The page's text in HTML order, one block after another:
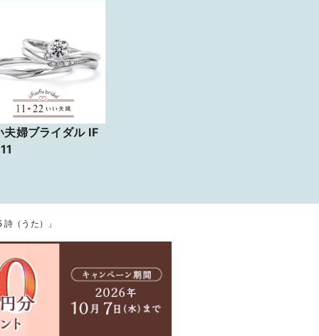
夫婦ブライダル IF
（うた）」